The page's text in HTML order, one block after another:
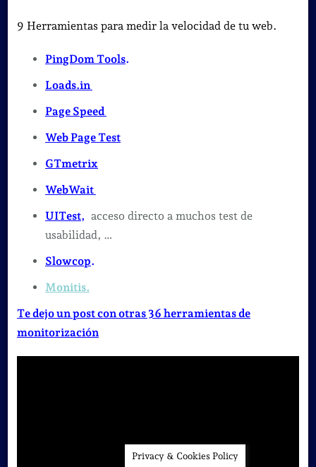
9 Herramientas para medir la velocidad de tu web.
PingDom Tools.
Loads.in
Page Speed
Web Page Test
GTmetrix
WebWait
UITest, acceso directo a muchos test de
usabilidad, …
Slowcop.
Monitis.
Te dejo un post con otras 36 herramientas de
monitorización
Privacy & Cookies Policy